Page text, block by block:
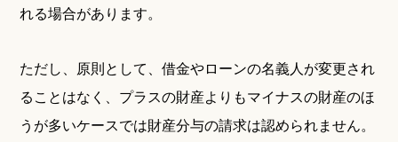
れる場合があります。
ただし、原則として、借金やローンの名義人が変更され
ることはなく、プラスの財産よりもマイナスの財産のほ
うが多いケースでは財産分与の請求は認められません。